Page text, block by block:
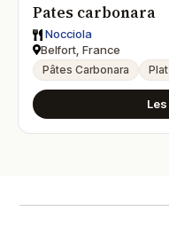
Pates carbonara
Nocciola
Belfort, France
Pâtes Carbonara